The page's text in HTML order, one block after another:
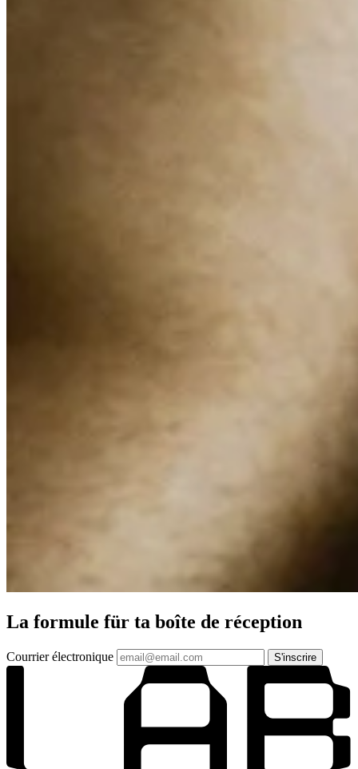
La formule für ta boîte de réception
Courrier électronique S'inscrire